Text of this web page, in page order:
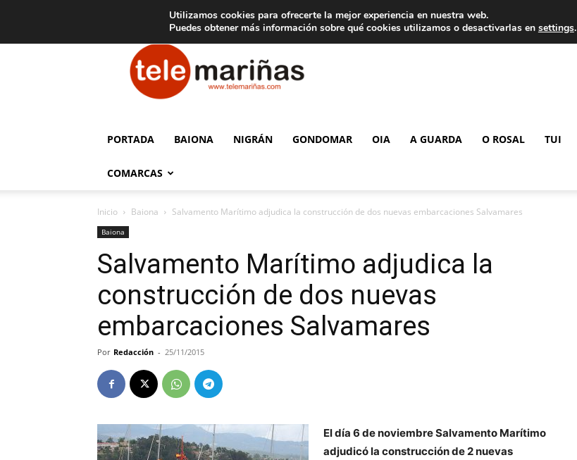
Aviso legal Tarifas de publicidad
Telemariñas
PORTADA BAIONA NIGRÁN GONDOMAR OIA A GUARDA O ROSAL TUI
COMARCAS
Inicio Baiona Salvamento Marítimo adjudica la construcción de dos nuevas embarcaciones Salvamares
Baiona
Salvamento Marítimo adjudica la
construcción de dos nuevas
embarcaciones Salvamares
Por Redacción - 25/11/2015
El día 6 de noviembre Salvamento Marítimo
adjudicó la construcción de 2 nuevas
Utilizamos cookies para ofrecerte la mejor experiencia en nuestra web.
Puedes obtener más información sobre qué cookies utilizamos o desactivarlas en settings.